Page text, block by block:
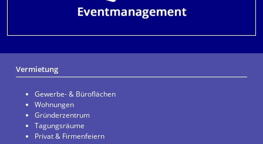
Vermietung
Gewerbe- & Büroflächen
Wohnungen
Gründerzentrum
Tagungsräume
Privat & Firmenfeiern